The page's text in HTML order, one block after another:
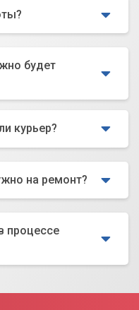
будет
курьер?
на ремонт?
процессе